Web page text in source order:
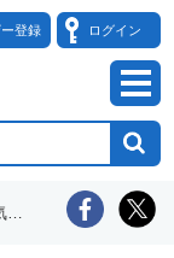
登録 ログイン